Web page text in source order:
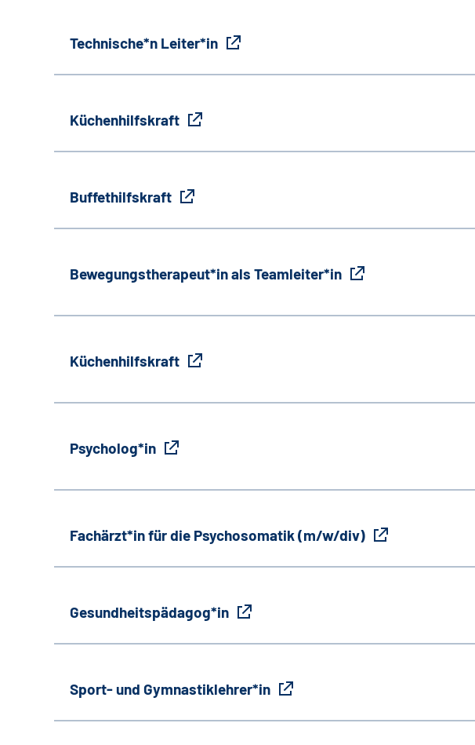
Technische*n Leiter*in
Küchenhilfskraft
Buffethilfskraft
Bewegungstherapeut*in als Teamleiter*in
Küchenhilfskraft
Psycholog*in
Fachärzt*in für die Psychosomatik (m/w/div)
Gesundheitspädagog*in
Sport- und Gymnastiklehrer*in